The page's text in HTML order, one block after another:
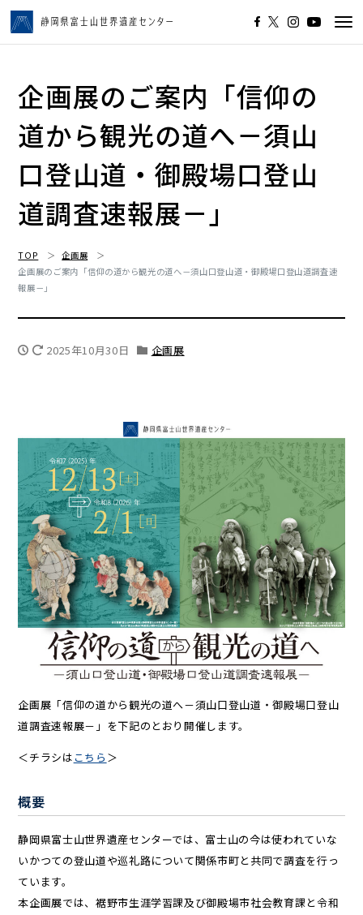
企画展のご案内「信仰の
道から観光の道へ－須山
口登山道・御殿場口登山
道調査速報展－」
TOP
企画展
企画展のご案内「信仰の道から観光の道へ－須山口登山道・御殿場口登山道調査速
報展－」
2025年10月30日 企画展
企画展「信仰の道から観光の道へ－須山口登山道・御殿場口登山
道調査速報展－」を下記のとおり開催します。
＜チラシは こちら ＞
概要
静岡県富士山世界遺産センターでは、富士山の今は使われていな
いかつての登山道や巡礼路について関係市町と共同で調査を行っ
ています。
本企画展では、裾野市生涯学習課及び御殿場市社会教育課と令和